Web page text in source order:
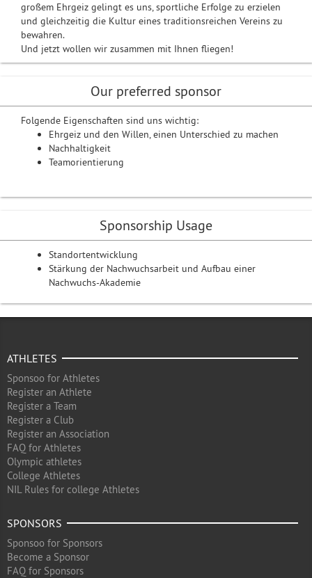
großem Ehrgeiz gelingt es uns, sportliche Erfolge zu erzielen
und gleichzeitig die Kultur eines traditionsreichen Vereins zu
bewahren.
Und jetzt wollen wir zusammen mit Ihnen fliegen!
Our preferred sponsor
Folgende Eigenschaften sind uns wichtig:
Ehrgeiz und den Willen, einen Unterschied zu machen
Nachhaltigkeit
Teamorientierung
Sponsorship Usage
Standortentwicklung
Stärkung der Nachwuchsarbeit und Aufbau einer
Nachwuchs-Akademie
ATHLETES
Sponsoo for Athletes
Register an Athlete
Register a Team
Register a Club
Register an Association
FAQ for Athletes
Olympic athletes
College Athletes
NIL Rules for college Athletes
SPONSORS
Sponsoo for Sponsors
Become a Sponsor
FAQ for Sponsors